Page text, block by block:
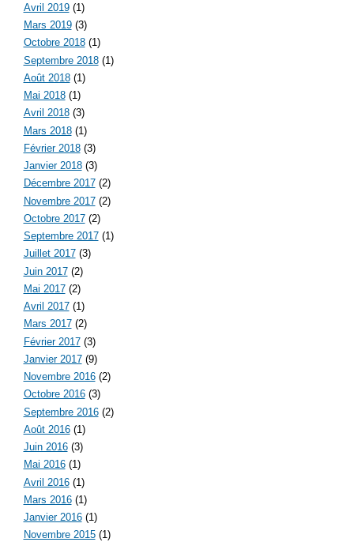
Avril 2019(1)
Mars 2019(3)
Octobre 2018(1)
Septembre 2018(1)
Août 2018(1)
Mai 2018(1)
Avril 2018(3)
Mars 2018(1)
Février 2018(3)
Janvier 2018(3)
Décembre 2017(2)
Novembre 2017(2)
Octobre 2017(2)
Septembre 2017(1)
Juillet 2017(3)
Juin 2017(2)
Mai 2017(2)
Avril 2017(1)
Mars 2017(2)
Février 2017(3)
Janvier 2017(9)
Novembre 2016(2)
Octobre 2016(3)
Septembre 2016(2)
Août 2016(1)
Juin 2016(3)
Mai 2016(1)
Avril 2016(1)
Mars 2016(1)
Janvier 2016(1)
Novembre 2015(1)